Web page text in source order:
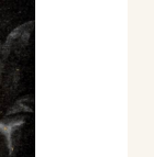
In quegli
Crede di
stile e
il vero
e ai